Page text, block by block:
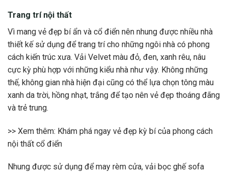
Trang trí nội thất
Vì mang vẻ đẹp bí ẩn và cổ điển nên nhung được nhiều nhà
thiết kế sử dụng để trang trí cho những ngôi nhà có phong
cách kiến trúc xưa. Vải Velvet màu đỏ, đen, xanh rêu, nâu
cực kỳ phù hợp với những kiểu nhà như vậy. Không những
thế, không gian nhà hiện đại cũng có thể lựa chọn tông màu
xanh da trời, hồng nhạt, trắng để tạo nên vẻ đẹp thoáng đãng
và trẻ trung.
>> Xem thêm: Khám phá ngay vẻ đẹp kỳ bí của phong cách
nội thất cổ điển
Nhung được sử dụng để may rèm cửa, vải bọc ghế sofa